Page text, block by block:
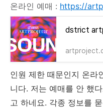
온라인 예매 : https://
dstrict
인원 제한 때문인지 온라
니다. 저는 예매를 안 했
고 하네요. 각종 정보를